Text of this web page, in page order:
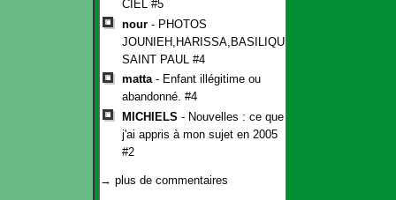
CIEL #5
nour - PHOTOS
JOUNIEH,HARISSA,BASILIQUE
SAINT PAUL #4
matta- Enfant illégitime ou
abandonné. #4
MICHIELS - Nouvelles : ce que
j'ai appris à mon sujet en 2005
#2
→ plus de commentaires